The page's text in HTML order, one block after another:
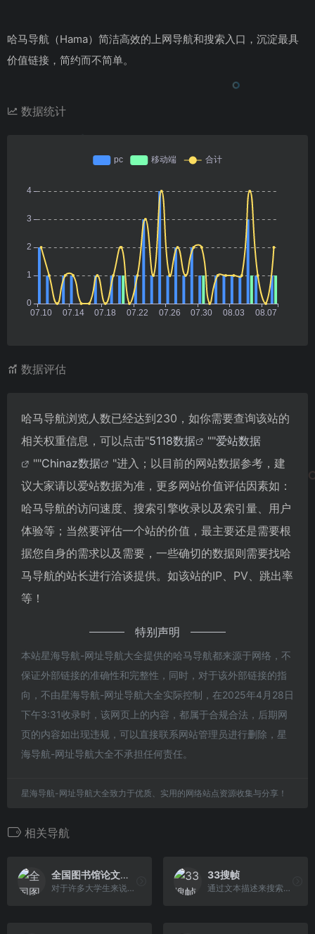
哈马导航（Hama）简洁高效的上网导航和搜索入口，沉淀最具
价值链接，简约而不简单。
数据统计
数据评估
哈马导航浏览人数已经达到230，如你需要查询该站的
相关权重信息，可以点击"5118数据 ""爱站数据
""Chinaz数据
"进入；以目前的网站数据参考，建
议大家请以爱站数据为准，更多网站价值评估因素如：
哈马导航的访问速度、搜索引擎收录以及索引量、用户
体验等；当然要评估一个站的价值，最主要还是需要根
据您自身的需求以及需要，一些确切的数据则需要找哈
马导航的站长进行洽谈提供。如该站的IP、PV、跳出率
等！
特别声明
本站星海导航-网址导航大全提供的哈马导航都来源于网络，不
保证外部链接的准确性和完整性，同时，对于该外部链接的指
向，不由星海导航-网址导航大全实际控制，在2025年4月28日
下午3:31收录时，该网页上的内容，都属于合规合法，后期网
页的内容如出现违规，可以直接联系网站管理员进行删除，星
海导航-网址导航大全不承担任何责任。
星海导航-网址导航大全致力于优质、实用的网络站点资源收集与分享！
相关导航
全国图书馆论文搜索网
对于许多大学生来说，论文是一个非常重要的资源，无论是国内还是国外的论文网站都不是很容易找到自己需要的论文或期刊资源，而今天我们分享的这个网站，无论是在学校还是校外，所有论文，都很容易在找到，您只需要在网站上找到你需要的论文，然后把你的电子邮箱放在右边，论文就会以分钟的速度发送到你的电子邮件中。
33搜帧
通过文本描述来搜索视频帧画面的工具，可以帮助视频创作者快速找到相关视频场景素材、录音自动生成视频和文本生成视频，提升工作效率，是视频自媒体的必备利器。